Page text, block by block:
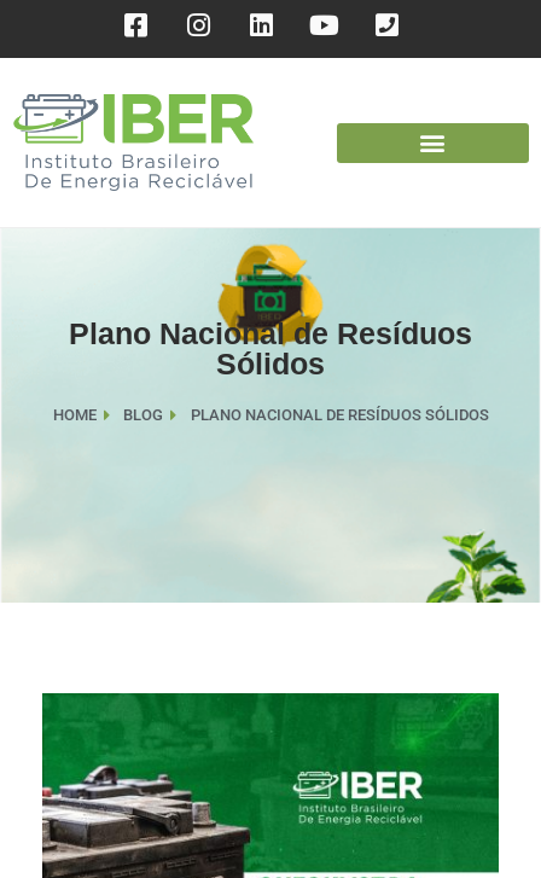
Plano Nacional de Resíduos
Sólidos
HOME BLOG PLANO NACIONAL DE RESÍDUOS SÓLIDOS